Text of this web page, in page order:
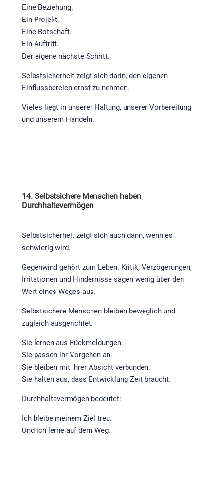
Eine Beziehung.
Ein Projekt.
Eine Botschaft.
Ein Auftritt.
Der eigene nächste Schritt.
Selbstsicherheit zeigt sich darin, den eigenen
Einflussbereich ernst zu nehmen.
Vieles liegt in unserer Haltung, unserer Vorbereitung
und unserem Handeln.
14. Selbstsichere Menschen haben
Durchhaltevermögen
Selbstsicherheit zeigt sich auch dann, wenn es
schwierig wird.
Gegenwind gehört zum Leben. Kritik, Verzögerungen,
Irritationen und Hindernisse sagen wenig über den
Wert eines Weges aus.
Selbstsichere Menschen bleiben beweglich und
zugleich ausgerichtet.
Sie lernen aus Rückmeldungen.
Sie passen ihr Vorgehen an.
Sie bleiben mit ihrer Absicht verbunden.
Sie halten aus, dass Entwicklung Zeit braucht.
Durchhaltevermögen bedeutet:
Ich bleibe meinem Ziel treu.
Und ich lerne auf dem Weg.